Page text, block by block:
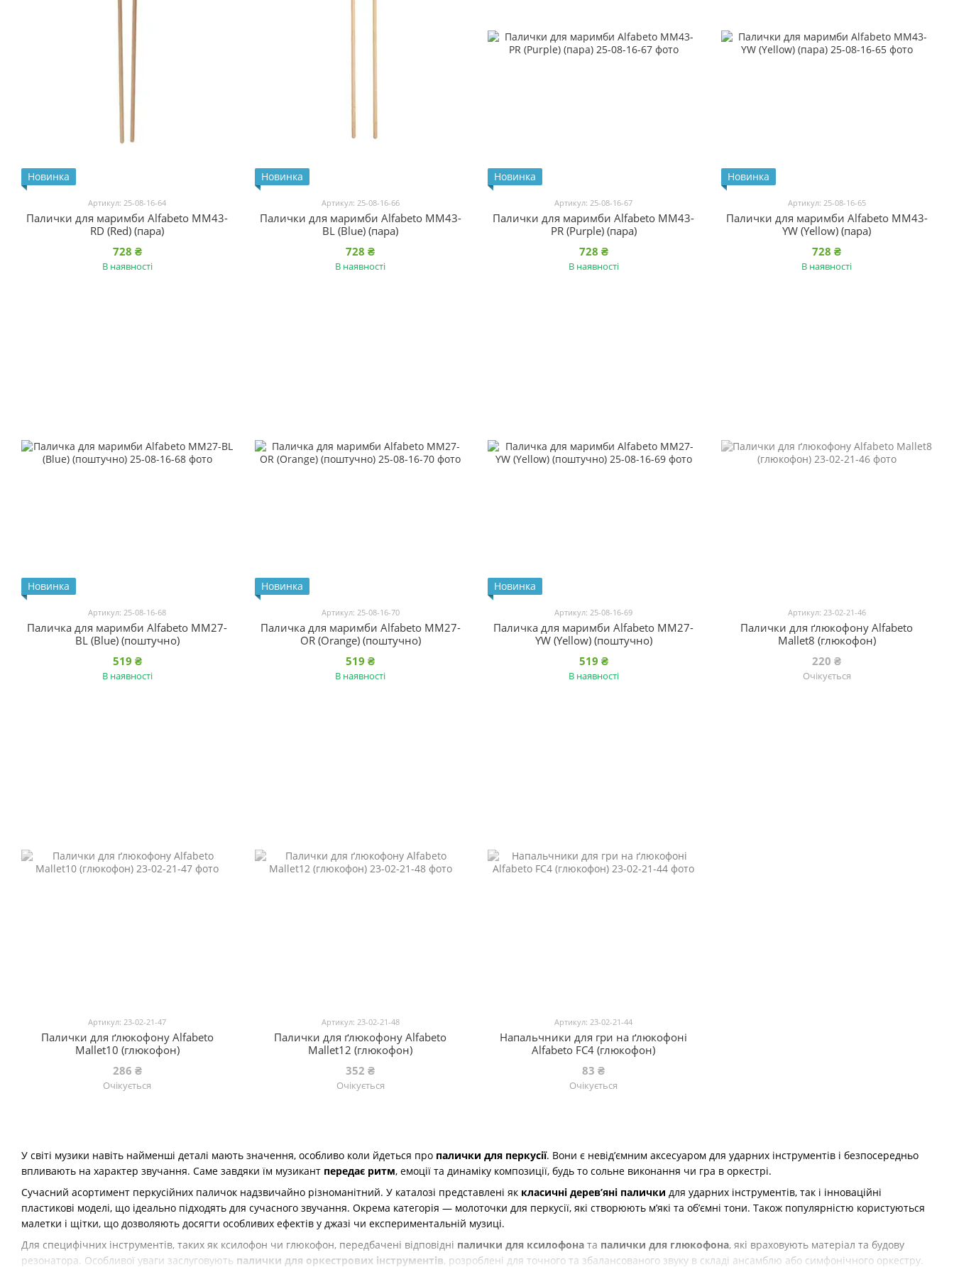
У світі музики навіть найменші деталі мають значення, особливо коли йдеться про палички для перкусії. Вони є невід’ємним аксесуаром для ударних інструментів і безпосередньо
впливають на характер звучання. Саме завдяки їм музикант передає ритм, емоції та динаміку композиції, будь то сольне виконання чи гра в оркестрі.
Сучасний асортимент перкусійних паличок надзвичайно різноманітний. У каталозі представлені як класичні дерев’яні палички для ударних інструментів, так і інноваційні
пластикові моделі, що ідеально підходять для сучасного звучання. Окрема категорія — молоточки для перкусії, які створюють м’які та об’ємні тони. Також популярністю користуються
малетки і щітки, що дозволяють досягти особливих ефектів у джазі чи експериментальній музиці.
Для специфічних інструментів, таких як ксилофон чи глюкофон, передбачені відповідні палички для ксилофона та палички для глюкофона, які враховують матеріал та будову
резонатора. Особливої уваги заслуговують палички для оркестрових інструментів, розроблені для точного та збалансованого звуку в складі ансамблю або симфонічного оркестру.
Новинка
Артикул: 25-08-16-64
Палички для маримби Alfabeto MM43-
RD (Red) (пара)
728 ₴
В наявності
Новинка
Артикул: 25-08-16-66
Палички для маримби Alfabeto MM43-
BL (Blue) (пара)
728 ₴
В наявності
Новинка
Артикул: 25-08-16-67
Палички для маримби Alfabeto MM43-
PR (Purple) (пара)
728 ₴
В наявності
Новинка
Артикул: 25-08-16-65
Палички для маримби Alfabeto MM43-
YW (Yellow) (пара)
728 ₴
В наявності
Новинка
Артикул: 25-08-16-68
Паличка для маримби Alfabeto MM27-
BL (Blue) (поштучно)
519 ₴
В наявності
Новинка
Артикул: 25-08-16-70
Паличка для маримби Alfabeto MM27-
OR (Orange) (поштучно)
519 ₴
В наявності
Новинка
Артикул: 25-08-16-69
Паличка для маримби Alfabeto MM27-
YW (Yellow) (поштучно)
519 ₴
В наявності
Артикул: 23-02-21-46
Палички для ґлюкофону Alfabeto
Mallet8 (глюкофон)
220 ₴
Очікується
Артикул: 23-02-21-47
Палички для ґлюкофону Alfabeto
Mallet10 (глюкофон)
286 ₴
Очікується
Артикул: 23-02-21-48
Палички для ґлюкофону Alfabeto
Mallet12 (глюкофон)
352 ₴
Очікується
Артикул: 23-02-21-44
Напальчники для гри на ґлюкофоні
Alfabeto FC4 (глюкофон)
83 ₴
Очікується